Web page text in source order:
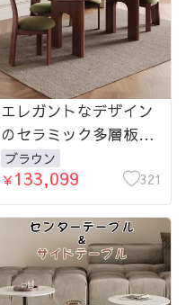
エレガントなデザイン
のセラミック多層板ア
ッシュ材テーブル – リ
ビングを魅力的に演出
fjx-2632-table
ブラウン
￥133,099 321